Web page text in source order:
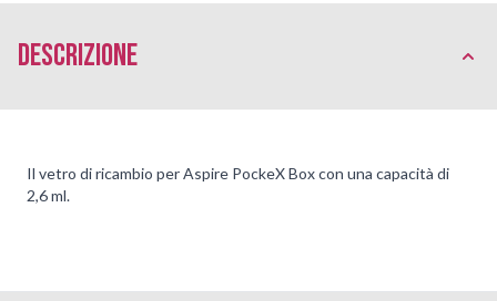
Descrizione
Il vetro di ricambio per Aspire PockeX Box con una capacità di
2,6 ml.